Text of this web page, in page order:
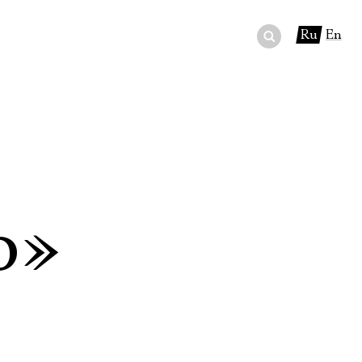
буфете
Ru En